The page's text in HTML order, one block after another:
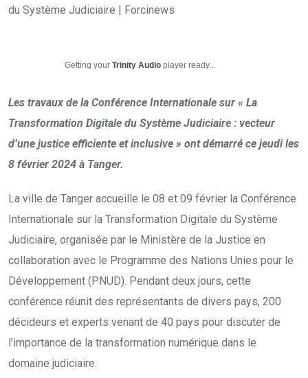
Getting your Trinity Audio player ready...
Les travaux de la Conférence Internationale sur « La
Transformation Digitale du Système Judiciaire : vecteur
d’une justice efficiente et inclusive » ont démarré ce jeudi les
8 février 2024 à Tanger.
La ville de Tanger accueille le 08 et 09 février la Conférence
Internationale sur la Transformation Digitale du Système
Judiciaire, organisée par le Ministère de la Justice en
collaboration avec le Programme des Nations Unies pour le
Développement (PNUD). Pendant deux jours, cette
conférence réunit des représentants de divers pays, 200
décideurs et experts venant de 40 pays pour discuter de
l’importance de la transformation numérique dans le
domaine judiciaire.